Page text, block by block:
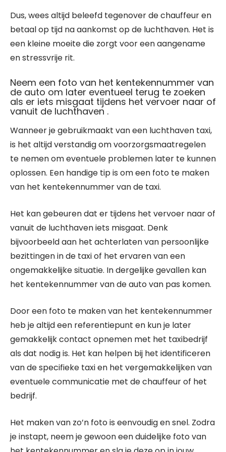
Dus, wees altijd beleefd tegenover de chauffeur en
betaal op tijd na aankomst op de luchthaven. Het is
een kleine moeite die zorgt voor een aangename
en stressvrije rit.
Neem een foto van het kentekennummer van
de auto om later eventueel terug te zoeken
als er iets misgaat tijdens het vervoer naar of
vanuit de luchthaven .
Wanneer je gebruikmaakt van een luchthaven taxi,
is het altijd verstandig om voorzorgsmaatregelen
te nemen om eventuele problemen later te kunnen
oplossen. Een handige tip is om een foto te maken
van het kentekennummer van de taxi.
Het kan gebeuren dat er tijdens het vervoer naar of
vanuit de luchthaven iets misgaat. Denk
bijvoorbeeld aan het achterlaten van persoonlijke
bezittingen in de taxi of het ervaren van een
ongemakkelijke situatie. In dergelijke gevallen kan
het kentekennummer van de auto van pas komen.
Door een foto te maken van het kentekennummer
heb je altijd een referentiepunt en kun je later
gemakkelijk contact opnemen met het taxibedrijf
als dat nodig is. Het kan helpen bij het identificeren
van de specifieke taxi en het vergemakkelijken van
eventuele communicatie met de chauffeur of het
bedrijf.
Het maken van zo’n foto is eenvoudig en snel. Zodra
je instapt, neem je gewoon een duidelijke foto van